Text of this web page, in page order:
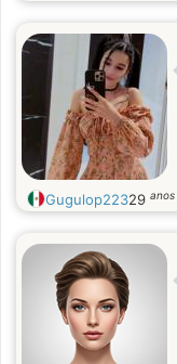
Gugulop22329 anos